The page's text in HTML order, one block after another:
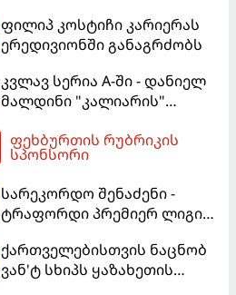
"როსონერის" ფანები
დააიმედა
ფილიპ კოსტიჩი კარიერას
ერედივიონში განაგრძობს
კვლავ სერია A-ში - დანიელ
მალდინი "კალიარის"
ფეხბურთის რუბრიკის
სპონსორი
სარეკორდო შენაძენი -
ტრაფორდი პრემიერ ლიგის
ქართველებისთვის ნაცნობ
ვან'ტ სხიპს ყაზახეთის